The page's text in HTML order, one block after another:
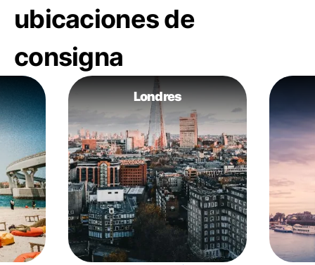
ubicaciones de
consigna
Londres